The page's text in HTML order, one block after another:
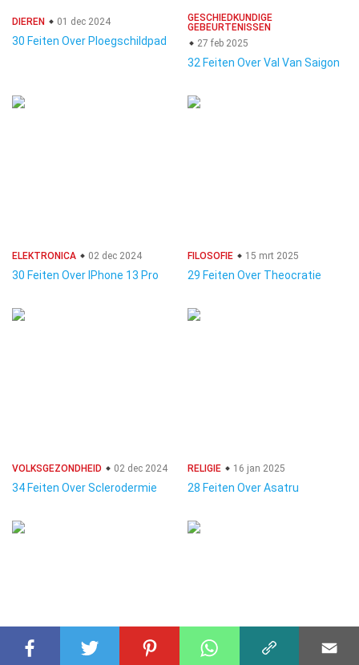
DIEREN 01 dec 2024
30 Feiten Over Ploegschildpad
GESCHIEDKUNDIGE
GEBEURTENISSEN
27 feb 2025
32 Feiten Over Val Van Saigon
ELEKTRONICA 02 dec 2024
30 Feiten Over IPhone 13 Pro
FILOSOFIE 15 mrt 2025
29 Feiten Over Theocratie
VOLKSGEZONDHEID 02 dec 2024
34 Feiten Over Sclerodermie
RELIGIE 16 jan 2025
28 Feiten Over Asatru